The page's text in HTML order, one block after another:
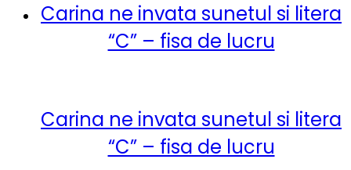
Carina ne invata sunetul si litera
“C” – fisa de lucru
Carina ne invata sunetul si litera
“C” – fisa de lucru